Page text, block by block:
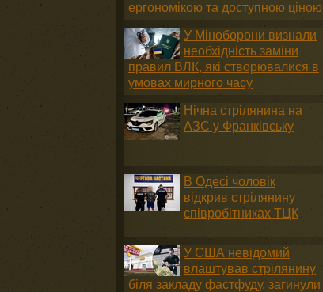
ергономікою та доступною ціною
У Міноборони визнали
необхідність заміни
правил ВЛК, які створювалися в
умовах мирного часу
Нічна стрілянина на
АЗС у Франківську
В Одесі чоловік
відкрив стрілянину
співробітниках ТЦК
У США невідомий
влаштував стрілянину
біля закладу фастфуду, загинули